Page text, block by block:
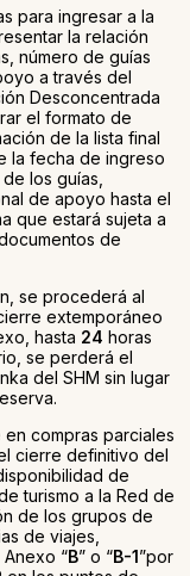
para ingresar a la
la relación
número de guías
a través del
Desconcentrada
el formato de
de la lista final
la fecha de ingreso
los guías,
de apoyo hasta el
que estará sujeta a
de
se procederá al
extemporáneo
hasta 24 horas
se perderá el
del SHM sin lugar
compras parciales
cierre definitivo del
de
turismo a la Red de
de los grupos de
de viajes,
“B” o “B-1”por